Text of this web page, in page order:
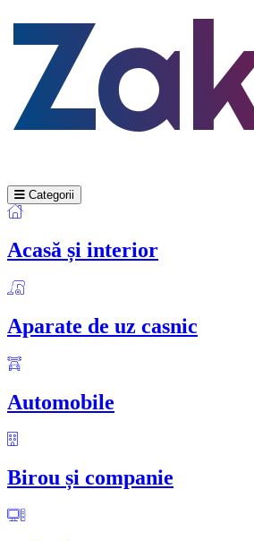
Categorii
Acasă și interior
Aparate de uz casnic
Automobile
Birou și companie